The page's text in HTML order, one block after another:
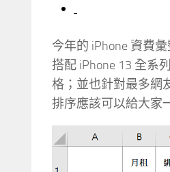
今年的 iPhone 資費
搭配 iPhone 13 全系
格；並也針對最多網
排序應該可以給大家